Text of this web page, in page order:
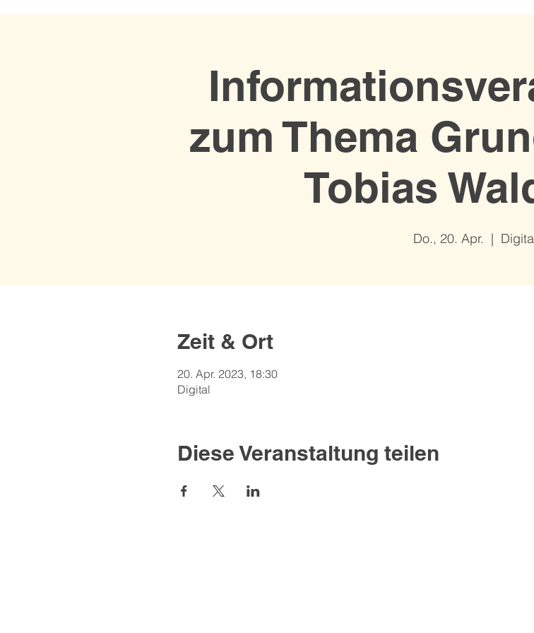
zum Thema
Tobias
Do., 20. Apr.
  |
Zeit & Ort
20. Apr. 2023, 18:30
Digital
Diese Veranstaltung teilen